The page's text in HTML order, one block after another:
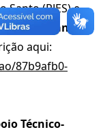
(PJES) e
Itinerante
aqui:
87b9afb0-
Técnico-